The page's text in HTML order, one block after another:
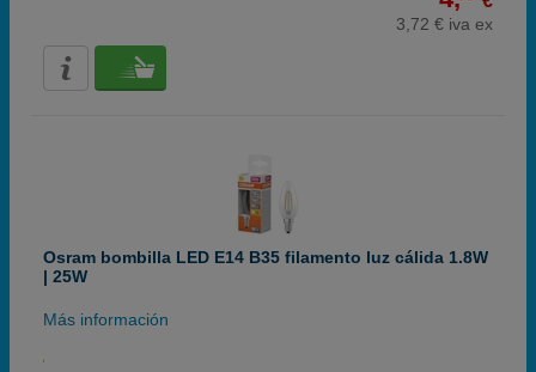
3,72 € iva ex
Osram bombilla LED E14 B35 filamento luz cálida 1.8W
| 25W
Más información